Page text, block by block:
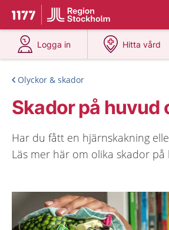
Till startsidan för 1177
Du har valt region
Logga in
på 1177.se
Hitta vård
på
Olyckor & skador
Skador på huvud
Har du fått en hjärnskakning
Läs mer här om olika skador